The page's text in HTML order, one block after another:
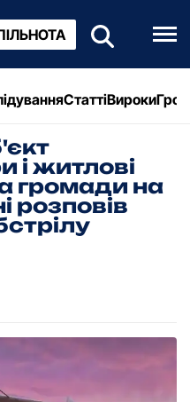
СтаттіВироки
і житлові
громади на
розповів